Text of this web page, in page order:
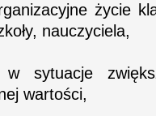
życie
nauczyciela,
w sytuacje
wartości,